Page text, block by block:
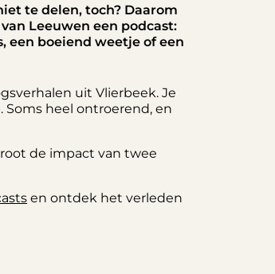
te delen, toch? Daarom
Leeuwen een podcast:
een boeiend weetje of een
uit Vlierbeek. Je
heel ontroerend, en
de impact van twee
en ontdek het verleden